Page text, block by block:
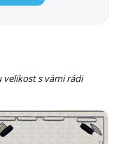
s vámi rádi